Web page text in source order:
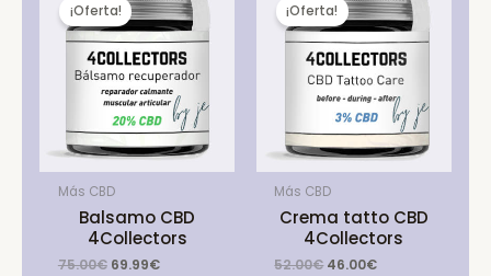
¡Oferta!
Más CBD
Balsamo CBD
4Collectors
75.00€ Original
69.99€Current
¡Oferta!
Más CBD
Crema tatto CBD
4Collectors
52.00€ Original
46.00€Current